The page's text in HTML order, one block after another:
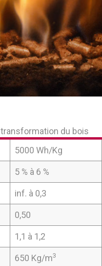
transformation du bois
5000 Wh/Kg
5 % à 6 %
inf. à 0,3
0,50
1,1 à 1,2
650 Kg/m3